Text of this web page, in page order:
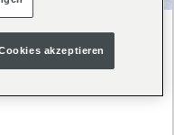
akzeptieren